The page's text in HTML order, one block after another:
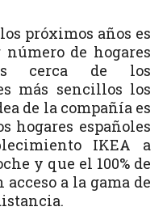
próximos años es
de hogares
cerca de los
más sencillos los
de la compañía es
hogares españoles
IKEA a
y que el 100% de
a la gama de